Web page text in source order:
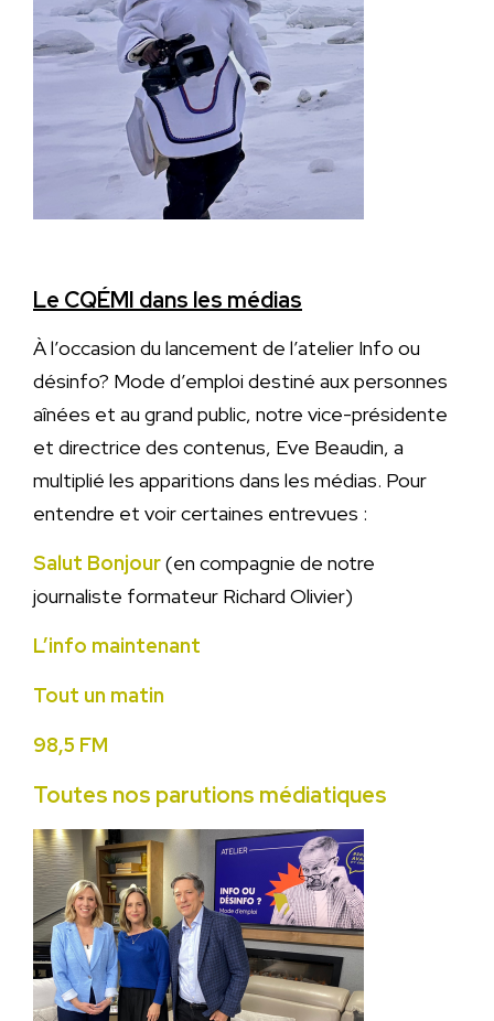
Le CQÉMI dans les médias
À l’occasion du lancement de l’atelier Info ou
désinfo? Mode d’emploi destiné aux personnes
aînées et au grand public, notre vice-présidente
et directrice des contenus, Eve Beaudin, a
multiplié les apparitions dans les médias. Pour
entendre et voir certaines entrevues :
Salut Bonjour(en compagnie de notre
journaliste formateur Richard Olivier)
L’info maintenant
Tout un matin
98,5 FM
Toutes nos parutions médiatiques